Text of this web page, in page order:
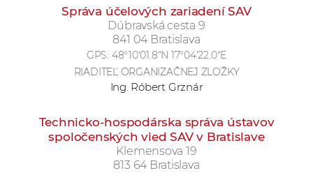
Správa účelových zariadení SAV
Dúbravská cesta 9
841 04 Bratislava
GPS: 48°10'01.8"N 17°04'22.0"E
RIADITEĽ ORGANIZAČNEJ ZLOŽKY
Ing. Róbert Grznár
Technicko-hospodárska správa ústavov
spoločenských vied SAV v Bratislave
Klemensova 19
813 64 Bratislava